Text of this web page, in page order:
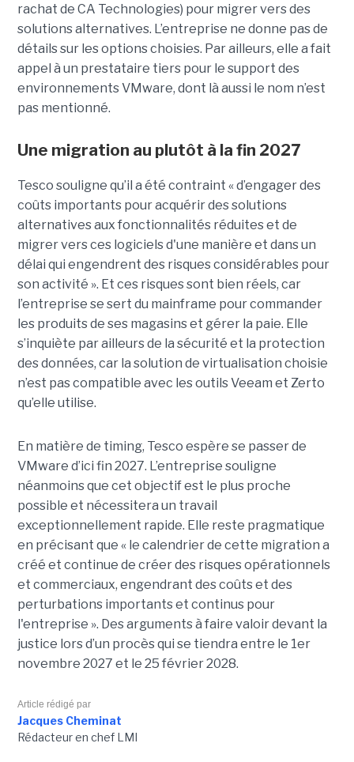
rachat de CA Technologies) pour migrer vers des
solutions alternatives. L’entreprise ne donne pas de
détails sur les options choisies. Par ailleurs, elle a fait
appel à un prestataire tiers pour le support des
environnements VMware, dont là aussi le nom n’est
pas mentionné.
Une migration au plutôt à la fin 2027
Tesco souligne qu’il a été contraint « d’engager des
coûts importants pour acquérir des solutions
alternatives aux fonctionnalités réduites et de
migrer vers ces logiciels d'une manière et dans un
délai qui engendrent des risques considérables pour
son activité ». Et ces risques sont bien réels, car
l’entreprise se sert du mainframe pour commander
les produits de ses magasins et gérer la paie. Elle
s’inquiète par ailleurs de la sécurité et la protection
des données, car la solution de virtualisation choisie
n’est pas compatible avec les outils Veeam et Zerto
qu’elle utilise.
En matière de timing, Tesco espère se passer de
VMware d’ici fin 2027. L’entreprise souligne
néanmoins que cet objectif est le plus proche
possible et nécessitera un travail
exceptionnellement rapide. Elle reste pragmatique
en précisant que « le calendrier de cette migration a
créé et continue de créer des risques opérationnels
et commerciaux, engendrant des coûts et des
perturbations importants et continus pour
l'entreprise ». Des arguments à faire valoir devant la
justice lors d’un procès qui se tiendra entre le 1er
novembre 2027 et le 25 février 2028.
Article rédigé par
Jacques Cheminat
Rédacteur en chef LMI